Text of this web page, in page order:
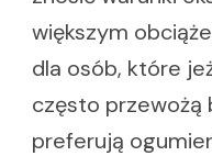
większym
dla osób, które
często przewożą
preferują